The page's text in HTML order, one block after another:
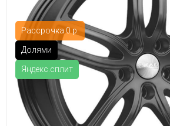
Рассрочка 0 р.
Долями
Яндекс.сплит